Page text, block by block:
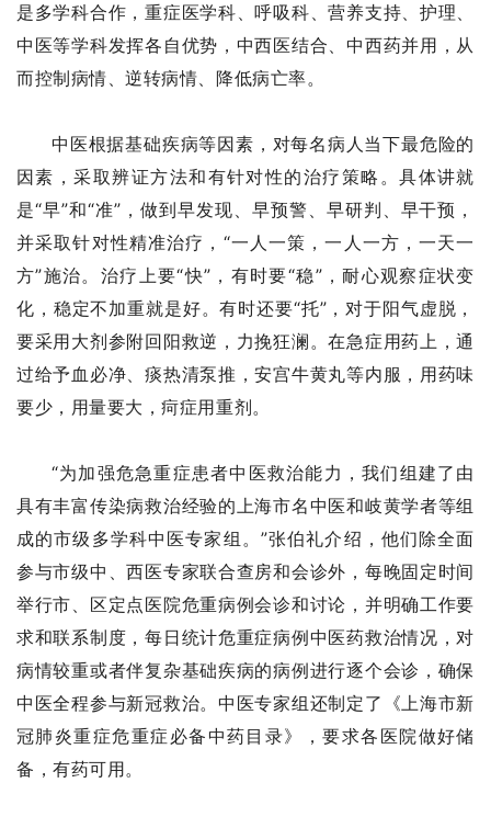
是多学科合作，重症医学科、呼吸科、营养支持、护理、
中医等学科发挥各自优势，中西医结合、中西药并用，从
而控制病情、逆转病情、降低病亡率。
中医根据基础疾病等因素，对每名病人当下最危险的
因素，采取辨证方法和有针对性的治疗策略。具体讲就
是“早”和“准”，做到早发现、早预警、早研判、早干预，
并采取针对性精准治疗，“一人一策，一人一方，一天一
方”施治。治疗上要“快”，有时要“稳”，耐心观察症状变
化，稳定不加重就是好。有时还要“托”，对于阳气虚脱，
要采用大剂参附回阳救逆，力挽狂澜。在急症用药上，通
过给予血必净、痰热清泵推，安宫牛黄丸等内服，用药味
要少，用量要大，疴症用重剂。
“为加强危急重症患者中医救治能力，我们组建了由
具有丰富传染病救治经验的上海市名中医和岐黄学者等组
成的市级多学科中医专家组。”张伯礼介绍，他们除全面
参与市级中、西医专家联合查房和会诊外，每晚固定时间
举行市、区定点医院危重病例会诊和讨论，并明确工作要
求和联系制度，每日统计危重症病例中医药救治情况，对
病情较重或者伴复杂基础疾病的病例进行逐个会诊，确保
中医全程参与新冠救治。中医专家组还制定了《上海市新
冠肺炎重症危重症必备中药目录》，要求各医院做好储
备，有药可用。